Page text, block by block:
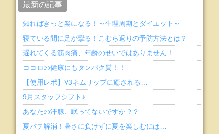
最新の記事
知ればきっと楽になる！～生理周期とダイエット～
寝ている間に足が攣る！こむら返りの予防方法とは？
遅れてくる筋肉痛、年齢のせいではありません！
ココロの健康にもタンパク質！！
【使用レポ】V3ネムリップに癒される…
9月スタッフシフト♪
あなたの汗腺、眠ってないですか？？
夏バテ解消！暑さに負けずに夏を楽しむには…